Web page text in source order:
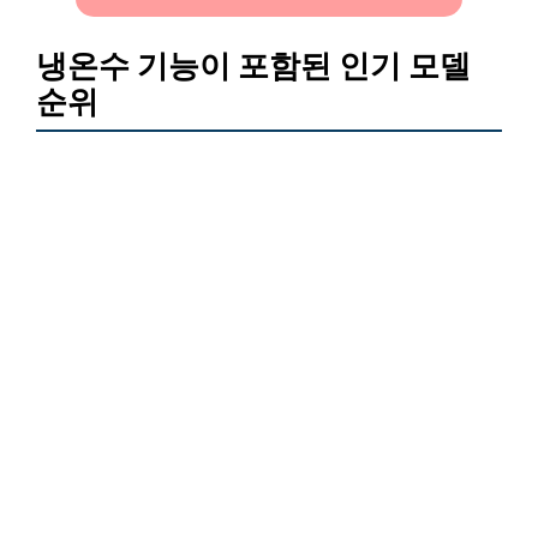
냉온수 기능이 포함된 인기 모델
순위